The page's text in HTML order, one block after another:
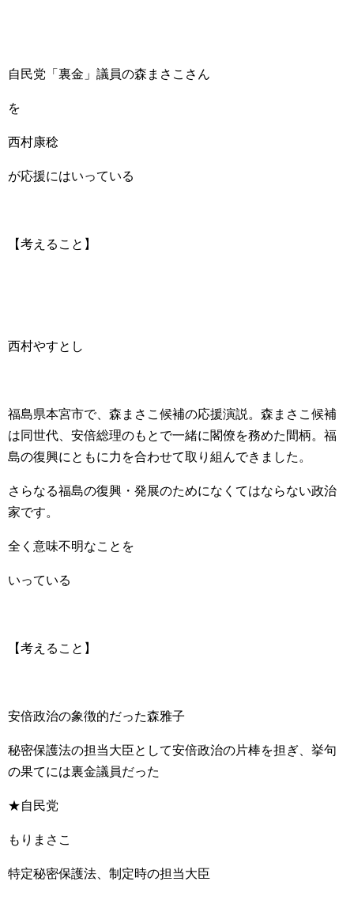
自民党「裏金」議員の森まさこさん
を
西村康稔
が応援にはいっている
【考えること】
西村やすとし
福島県本宮市で、森まさこ候補の応援演説。森まさこ候補
は同世代、安倍総理のもとで一緒に閣僚を務めた間柄。福
島の復興にともに力を合わせて取り組んできました。
さらなる福島の復興・発展のためになくてはならない政治
家です。
全く意味不明なことを
いっている
【考えること】
安倍政治の象徴的だった森雅子
秘密保護法の担当大臣として安倍政治の片棒を担ぎ、挙句
の果てには裏金議員だった
★自民党
もりまさこ
特定秘密保護法、制定時の担当大臣